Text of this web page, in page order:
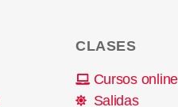
CLASES
Cursos online
Salidas